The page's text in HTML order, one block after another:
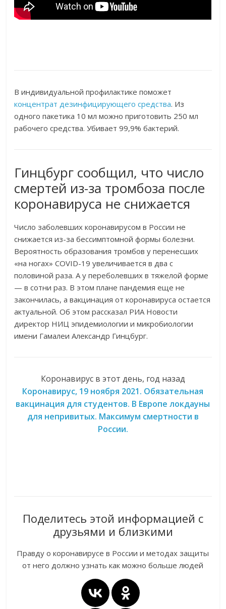
В индивидуальной профилактике поможет
концентрат дезинфицирующего средства. Из
одного пакетика 10 мл можно приготовить 250 мл
рабочего средства. Убивает 99,9% бактерий.
Гинцбург сообщил, что число
смертей из-за тромбоза после
коронавируса не снижается
Число заболевших коронавирусом в России не
снижается из-за бессимптомной формы болезни.
Вероятность образования тромбов у перенесших
«на ногах» COVID-19 увеличивается в два с
половиной раза. А у переболевших в тяжелой форме
— в сотни раз. В этом плане пандемия еще не
закончилась, а вакцинация от коронавируса остается
актуальной. Об этом рассказал РИА Новости
директор НИЦ эпидемиологии и микробиологии
имени Гамалеи Александр Гинцбург.
Коронавирус в этот день, год назад
Коронавирус, 19 ноября 2021. Обязательная
вакцинация для студентов. В Европе локдауны
для непривитых. Максимум смертности в
России.
Поделитесь этой информацией с
друзьями и близкими
Правду о коронавирусе в России и методах защиты
от него должно узнать как можно больше людей